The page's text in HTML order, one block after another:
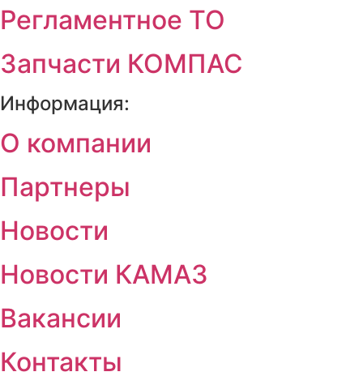
Регламентное ТО
Запчасти КОМПАС
Информация:
О компании
Партнеры
Новости
Новости КАМАЗ
Вакансии
Контакты